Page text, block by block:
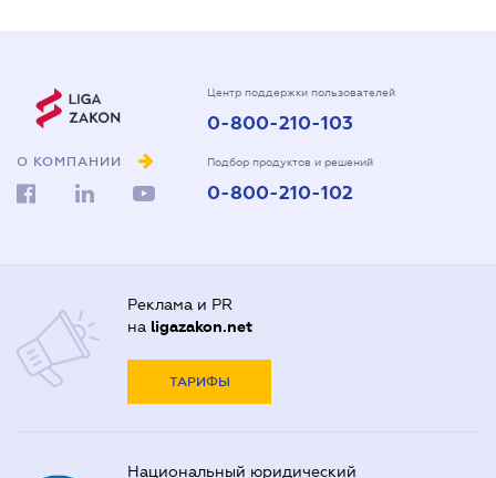
О КОМПАНИИ
Центр поддержки пользователей
0-800-210-103
Подбор продуктов и решений
0-800-210-102
Реклама и PR
на ligazakon.net
ТАРИФЫ
Национальный юридический